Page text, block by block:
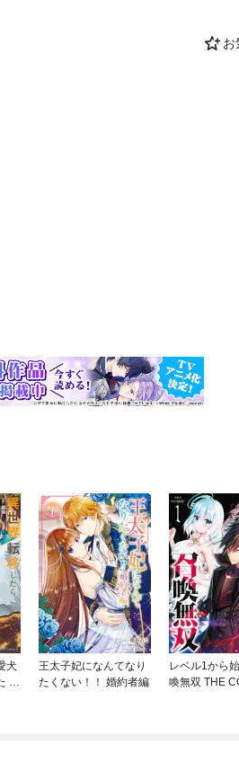
お
犬
～
王太子妃になんてなり
たくない！！ 婚約者編
レベル1から
喚無双 THE